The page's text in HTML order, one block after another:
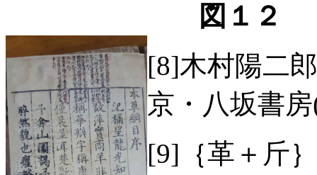
図１２
[8]木村陽二
京・八坂書
[9]｛革＋斤